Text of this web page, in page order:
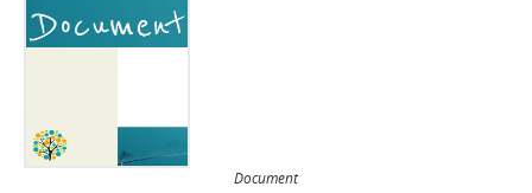
Document